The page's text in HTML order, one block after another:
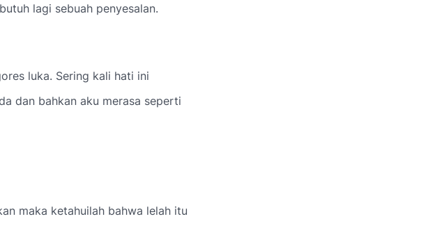
lagi sebuah penyesalan.
luka. Sering kali hati ini
dan bahkan aku merasa seperti
maka ketahuilah bahwa lelah itu